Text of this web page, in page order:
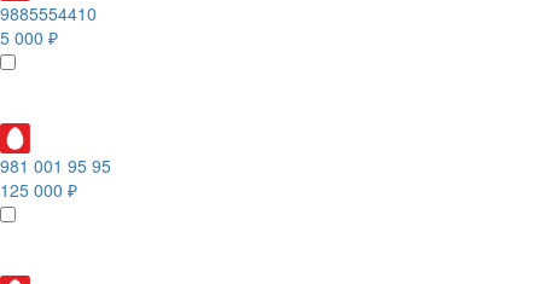
9885554410
5 000 ₽
981 001 95 95
125 000 ₽